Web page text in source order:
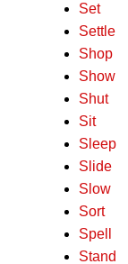
Set
Settle
Shop
Show
Shut
Sit
Sleep
Slide
Slow
Sort
Spell
Stand